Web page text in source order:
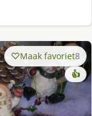
Maak favoriet8
👍